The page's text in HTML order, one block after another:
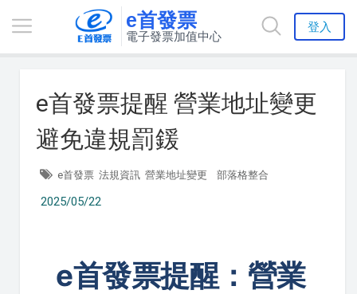
e首發票
電子發票加值中心
登入
e首發票提醒 營業地址變更
避免違規罰鍰
e首發票 法規資訊 營業地址變更 部落格整合
2025/05/22
e首發票提醒：營業